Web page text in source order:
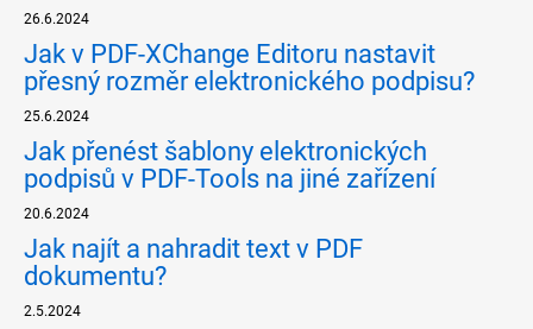
26.6.2024
Jak v PDF-XChange Editoru nastavit
přesný rozměr elektronického podpisu?
25.6.2024
Jak přenést šablony elektronických
podpisů v PDF-Tools na jiné zařízení
20.6.2024
Jak najít a nahradit text v PDF
dokumentu?
2.5.2024